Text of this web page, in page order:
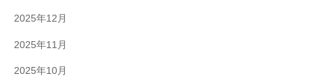
2025年12月
2025年11月
2025年10月